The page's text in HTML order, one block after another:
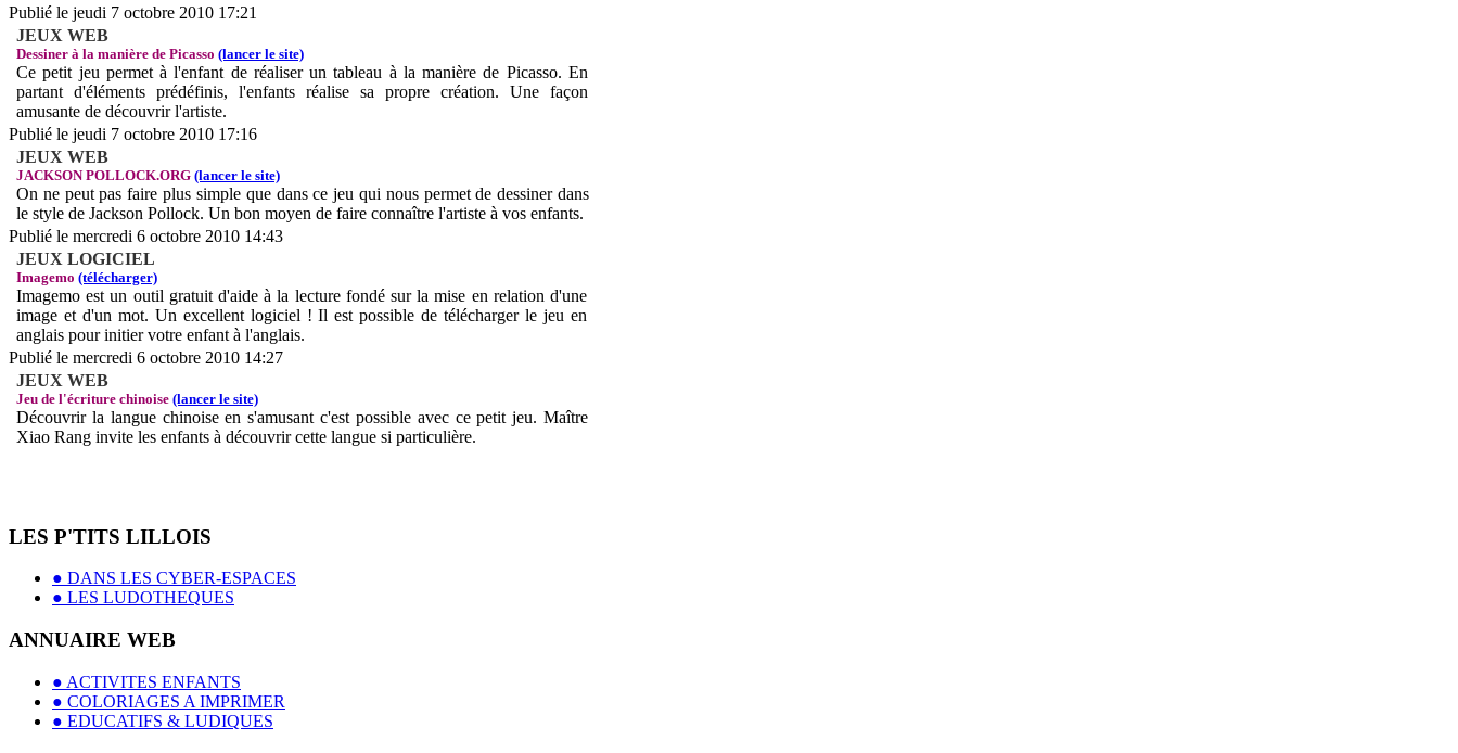
Publié le jeudi 7 octobre 2010 17:21
JEUX WEB
Dessiner à la manière de Picasso (lancer le site)
Ce petit jeu permet à l'enfant de réaliser un tableau à la manière de Picasso. En
partant d'éléments prédéfinis, l'enfants réalise sa propre création. Une façon
amusante de découvrir l'artiste.
Publié le jeudi 7 octobre 2010 17:16
JEUX WEB
JACKSON POLLOCK.ORG (lancer le site)
On ne peut pas faire plus simple que dans ce jeu qui nous permet de dessiner dans
le style de Jackson Pollock. Un bon moyen de faire connaître l'artiste à vos enfants.
Publié le mercredi 6 octobre 2010 14:43
JEUX LOGICIEL
Imagemo (télécharger)
Imagemo est un outil gratuit d'aide à la lecture fondé sur la mise en relation d'une
image et d'un mot. Un excellent logiciel ! Il est possible de télécharger le jeu en
anglais pour initier votre enfant à l'anglais.
Publié le mercredi 6 octobre 2010 14:27
JEUX WEB
Jeu de l'écriture chinoise (lancer le site)
Découvrir la langue chinoise en s'amusant c'est possible avec ce petit jeu. Maître
Xiao Rang invite les enfants à découvrir cette langue si particulière.
LES P'TITS LILLOIS
● DANS LES CYBER-ESPACES
● LES LUDOTHEQUES
ANNUAIRE WEB
● ACTIVITES ENFANTS
● COLORIAGES A IMPRIMER
● EDUCATIFS & LUDIQUES